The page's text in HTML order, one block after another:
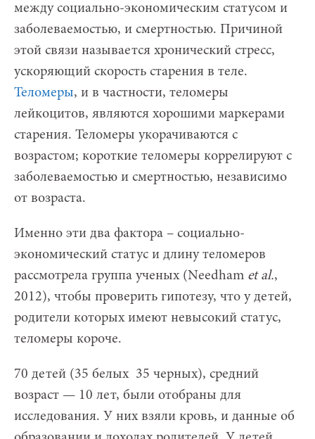
между социально-экономическим статусом и
заболеваемостью, и смертностью. Причиной
этой связи называется хронический стресс,
ускоряющий скорость старения в теле.
Теломеры, и в частности, теломеры
лейкоцитов, являются хорошими маркерами
старения. Теломеры укорачиваются с
возрастом; короткие теломеры коррелируют с
заболеваемостью и смертностью, независимо
от возраста.
Именно эти два фактора – социально-
экономический статус и длину теломеров
рассмотрела группа ученых (Needham et al.,
2012), чтобы проверить гипотезу, что у детей,
родители которых имеют невысокий статус,
теломеры короче.
70 детей (35 белых 35 черных), средний
возраст — 10 лет, были отобраны для
исследования. У них взяли кровь, и данные об